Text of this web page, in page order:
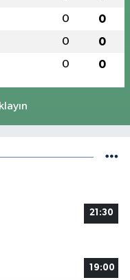
0 0
0 0
0 0
21:30
19:00